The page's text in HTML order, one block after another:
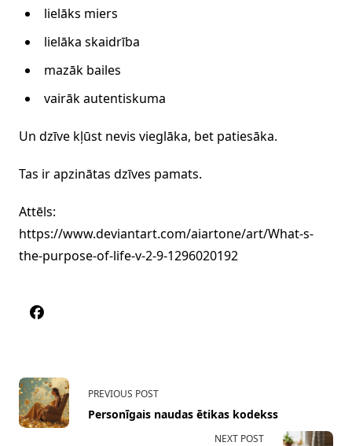
lielāks miers
lielāka skaidrība
mazāk bailes
vairāk autentiskuma
Un dzīve kļūst nevis vieglāka, bet patiesāka.
Tas ir apzinātas dzīves pamats.
Attēls:
https://www.deviantart.com/aiartone/art/What-s-
the-purpose-of-life-v-2-9-1296020192
<span
class="nav-
subtitle
PREVIOUS POST
Personīgais naudas ētikas kodekss
NEXT POST